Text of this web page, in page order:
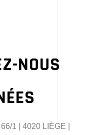
NOUS
1 | 4020 LIÈGE |